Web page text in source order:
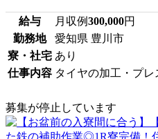
給与 月収例300,000円
勤務地
愛知県 豊川市
寮・社宅 あり
仕事内容 タイヤの加工・プレ
募集が停止しています